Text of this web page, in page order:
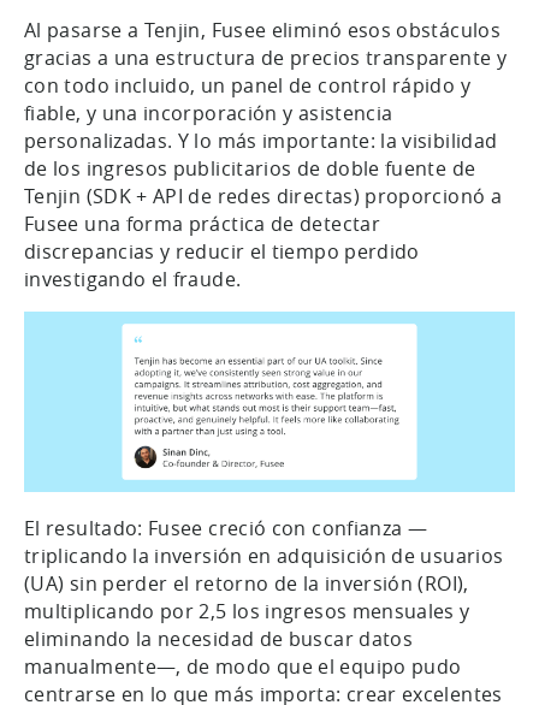
Al pasarse a Tenjin, Fusee eliminó esos obstáculos
gracias a una estructura de precios transparente y
con todo incluido, un panel de control rápido y
fiable, y una incorporación y asistencia
personalizadas. Y lo más importante: la visibilidad
de los ingresos publicitarios de doble fuente de
Tenjin (SDK + API de redes directas) proporcionó a
Fusee una forma práctica de detectar
discrepancias y reducir el tiempo perdido
investigando el fraude.
El resultado: Fusee creció con confianza —
triplicando la inversión en adquisición de usuarios
(UA) sin perder el retorno de la inversión (ROI),
multiplicando por 2,5 los ingresos mensuales y
eliminando la necesidad de buscar datos
manualmente—, de modo que el equipo pudo
centrarse en lo que más importa: crear excelentes